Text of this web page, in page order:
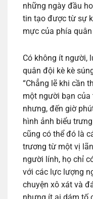
những ngày đầu
tin tạo được từ sự
mực của phía
Có không ít người,
quân đội kè kè
“Chẳng lẽ khi cần
một người bạn của
nhưng, đến giờ
hình ảnh biểu
cũng có thể đó là
trương từ một vị
người lính, họ chỉ
với các lực lượng
chuyện xô xát và